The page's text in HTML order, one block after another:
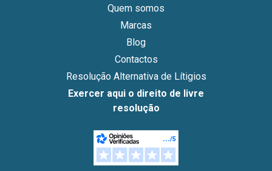
Quem somos
Marcas
Blog
Contactos
Resolução Alternativa de Lítigios
Exercer aqui o direito de livre
resolução